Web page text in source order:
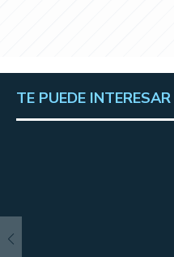
TE PUEDE INTERESAR